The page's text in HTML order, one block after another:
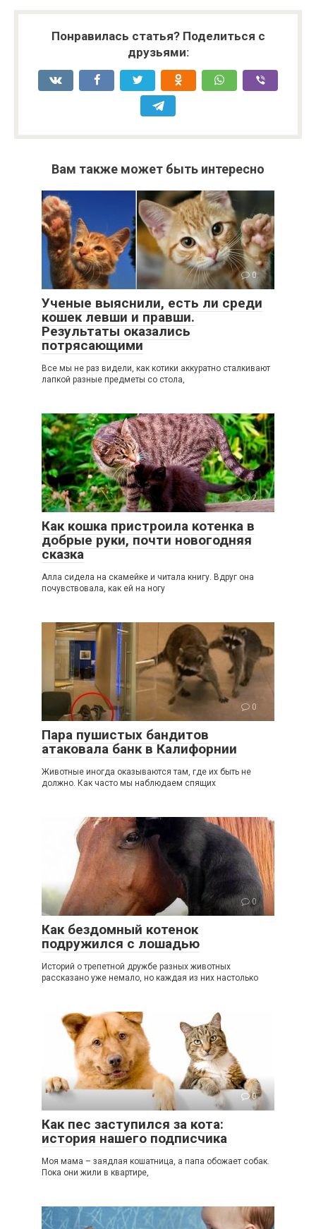
Понравилась статья? Поделиться с
друзьями:
Вам также может быть интересно
0
Ученые выяснили, есть ли среди
кошек левши и правши.
Результаты оказались
потрясающими
Все мы не раз видели, как котики аккуратно сталкивают
лапкой разные предметы со стола,
2
Как кошка пристроила котенка в
добрые руки, почти новогодняя
сказка
Алла сидела на скамейке и читала книгу. Вдруг она
почувствовала, как ей на ногу
0
Пара пушистых бандитов
атаковала банк в Калифорнии
Животные иногда оказываются там, где их быть не
должно. Как часто мы наблюдаем спящих
0
Как бездомный котенок
подружился с лошадью
Историй о трепетной дружбе разных животных
рассказано уже немало, но каждая из них настолько
0
Как пес заступился за кота:
история нашего подписчика
Моя мама – заядлая кошатница, а папа обожает собак.
Пока они жили в квартире,